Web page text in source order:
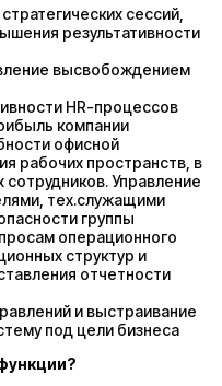
сессий,
результативности
высвобождением
HR-процессов
компании
офисной
рабочих пространств, в
Управление
тех.служащими
группы
операционного
структур и
отчетности
и выстраивание
под цели бизнеса